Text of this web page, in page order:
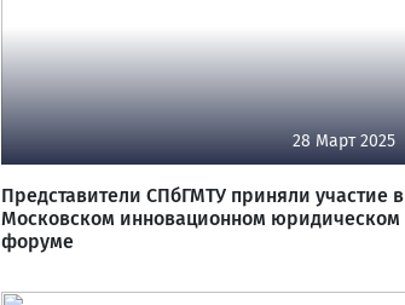
28 Март 2025
Представители СПбГМТУ приняли участие в
Московском инновационном юридическом
форуме